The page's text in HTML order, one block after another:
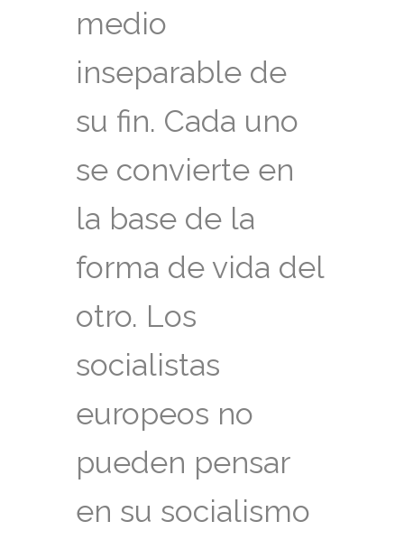
medio
inseparable de
su fin. Cada uno
se convierte en
la base de la
forma de vida del
otro. Los
socialistas
europeos no
pueden pensar
en su socialismo